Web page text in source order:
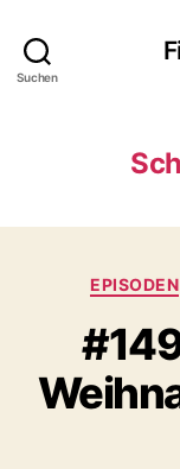
Suchen
EPISODEN